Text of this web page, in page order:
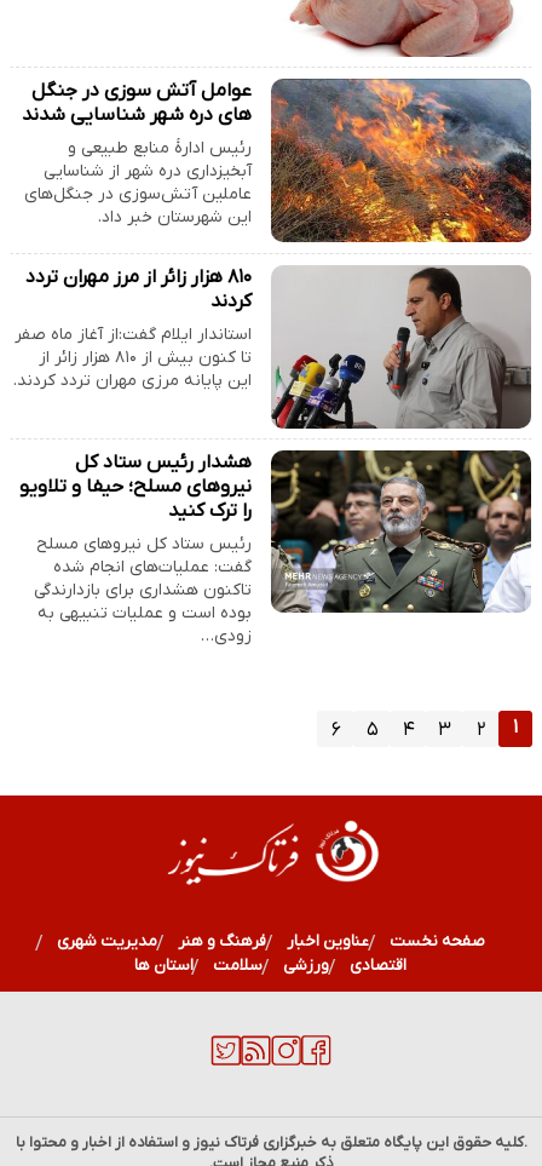
عوامل آتش سوزی در جنگل
های دره شهر شناسایی شدند
رئیس ادارۀ منابع طبیعی و
آبخیزداری دره شهر از شناسایی
عاملین آتش‌سوزی در جنگل‌های
این شهرستان خبر داد.
۸۱۰ هزار زائر از مرز مهران تردد
کردند
استاندار ایلام گفت:از آغاز ماه صفر
تا کنون بیش از ۸۱۰ هزار زائر از
این پایانه مرزی مهران تردد کردند.
هشدار رئیس ستاد کل
نیروهای مسلح؛ حیفا و تلاویو
را ترک کنید
رئیس ستاد کل نیروهای مسلح
گفت: عملیات‌های انجام شده
تاکنون هشداری برای بازدارندگی
بوده است و عملیات تنبیهی به
زودی…
۱ ۲ ۳ ۴ ۵ ۶
صفحه نخست عناوین اخبار فرهنگ و هنر
مدیریت شهری
اقتصادی
ورزشی سلامت استان ها
.کلیه حقوق این پایگاه متعلق به خبرگزاریفرتاک نیوز و استفاده از اخبار و محتوا با